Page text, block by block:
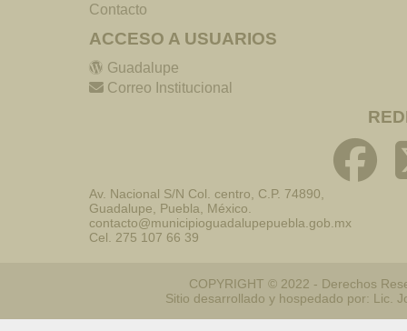
Contacto
ACCESO A USUARIOS
Guadalupe
Correo Institucional
Av. Nacional S/N Col. centro, C.P. 74890,
Guadalupe, Puebla, México.
contacto@municipioguadalupepuebla.gob.mx
Cel. 275 107 66 39
COPYRIGHT © 2022 - Derechos
Sitio desarrollado y hospedado por: Lic.